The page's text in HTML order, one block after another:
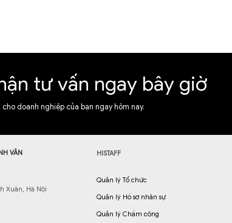
tư vấn ngay bây giờ
doanh nghiệp của bạn ngay hôm nay.
VÂN
Xuân, Hà Nội
HISTAFF
Quản lý Tổ chức
Quản lý Hồ sơ nhân sự
Quản lý Chấm công